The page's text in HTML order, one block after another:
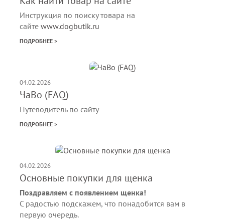
Инструкция по поиску товара на
сайте www.dogbutik.ru
ПОДРОБНЕЕ >
04.02.2026
ЧаВо (FAQ)
Путеводитель по сайту
ПОДРОБНЕЕ >
04.02.2026
Основные покупки для щенка
Поздравляем с появлением щенка!
С радостью подскажем, что понадобится вам в
первую очередь.